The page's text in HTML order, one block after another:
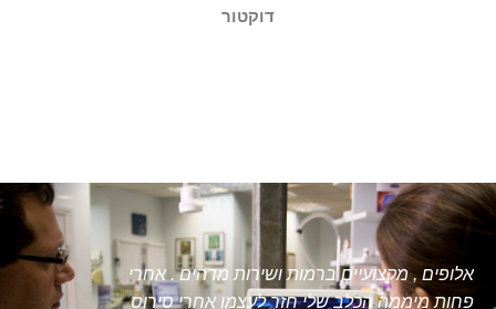
דוקטור
אלופים , מקצועיים ברמות ושירות מדהים . אחרי
פחות מיממה הכלב שלי חזר לעצמו אחרי סירוס
שירות ברמה
המרפאה נקייה